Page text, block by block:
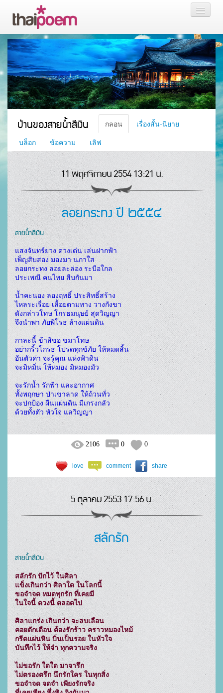
หน้าแรก
กลอน
เรื่องสั้น นิยาย
บล็อก
สมาชิก
หน้าส่วนตัว
บ้านของสายน้ำสีเงิน กลอน
เรื่องสั้น-นิยาย
บล็อก
ข้อความ เลิฟ
11 พฤศจิกายน 2554 13:21 น.
ลอยกระทง ปี ๒๕๕๔
สายน้ำสีเงิน
แสงจันทร์ยวง ดวงเด่น เล่นฝากฟ้า
เพ็ญสิบสอง มองมา นภาใส
ลอยกระทง ลอยละล่อง ระบือใกล
ประเพณี คนไทย สืบกันมา
น้ำคะนอง ลองฤทธิ์ ประสิทธิ์สร้าง
ไหลระเรื่อย เลื้อยตามทาง วางกังขา
ดังกล่าวโทษ โกรธมนุษย์ สุดวิญญา
จึงนำพา ภัยพิโรธ ล้างแผ่นดิน
กาละนี้ ข้าสิขอ ขมาโทษ
อย่ากริ้วโกรธ โปรดทุกข์ภัย ให้หมดสิ้น
อันตัวค่า จะรู้คุณ แห่งฟ้าดิน
จะมิหมิ่น ให้หมอง มิหมองมัว
จะรักน้ำ รักฟ้า และอากาศ
ทั้งพฤกษา ป่าเขาลาด ให้ถ้วนทั่ว
จะปกป้อง ผืนแผ่นดิน มืเกรงกลัว
ด้วยทั้งตัว หัวใจ แลวิญญา
2106 0 0
love comment share
5 ตุลาคม 2553 17:56 น.
สลักรัก
สายน้ำสีเงิน
สลักรัก ปักไว้ ในศิลา
แข็งเกินกว่า ศิลาใด ในโลกนี้
ขอจำจด หมดทุกรัก ที่เคยมี
ในใจนี้ ดวงนี้ ตลอดไป
ศิลาแกร่ง เกินกว่า จะลบเลือน
คอยตักเตือน ต้องรักร้าว คราวหมองไหม้
กรีดแผ่นหิน บิ่นเป็นรอย ในหัวใจ
บันทึกไว้ ให้จำ ทุกความจริง
ไม่ขอรัก ใดใด มาจารึก
ไม่ตรองตรึก นึกรักใคร ในทุกสิ่ง
ขอจำจด จดจำ เพียงรักจริง